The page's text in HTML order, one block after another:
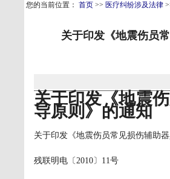
您的当前位置： 首页 >> 医疗纠纷涉及法律
关于印发《地震伤员
关于印发《地震
导原则》的通知
关于印发《地震伤员常见损伤辅助
残联明电〔2010〕11号